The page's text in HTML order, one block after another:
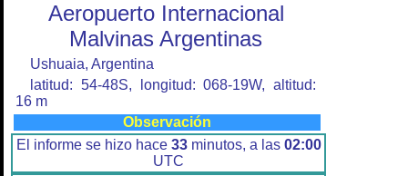
Aeropuerto Internacional
Malvinas Argentinas
Ushuaia, Argentina
latitud: 54-48S, longitud: 068-19W, altitud:
16 m
Observación
El informe se hizo hace 33minutos, a las 02:00
UTC